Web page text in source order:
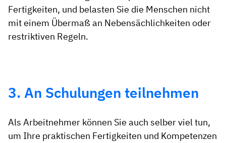
Fertigkeiten, und belasten Sie die Menschen nicht
mit einem Übermaß an Nebensächlichkeiten oder
restriktiven Regeln.
3. An Schulungen teilnehmen
Als Arbeitnehmer können Sie auch selber viel tun,
um Ihre praktischen Fertigkeiten und Kompetenzen